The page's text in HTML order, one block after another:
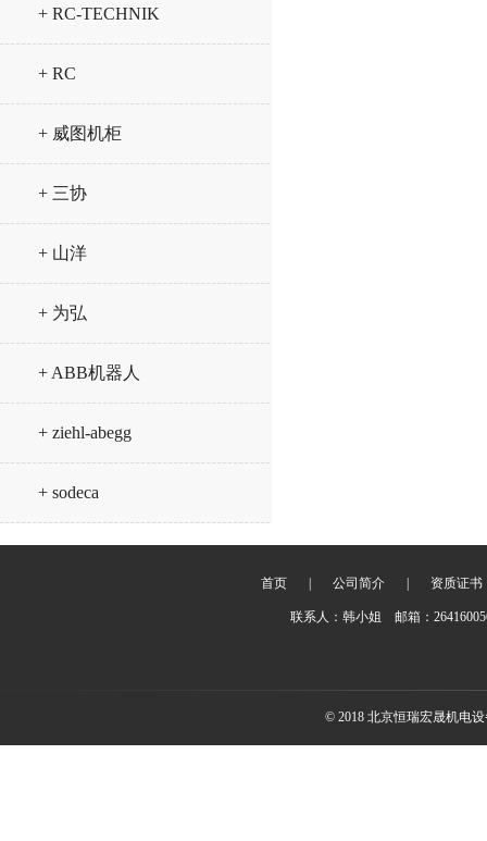
+ RC-TECHNIK
+ RC
+ 威图机柜
+ 三协
+ 山洋
+ 为弘
+ ABB机器人
+ ziehl-abegg
+ sodeca
首页 公司简介 资质证书
联系人：韩小姐 邮箱：
© 2018 北京恒瑞宏晟机电